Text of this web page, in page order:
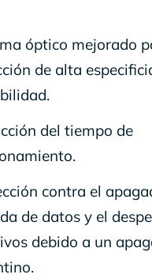
óptico mejorado
de alta
del tiempo de
contra el
de datos y el
debido a un